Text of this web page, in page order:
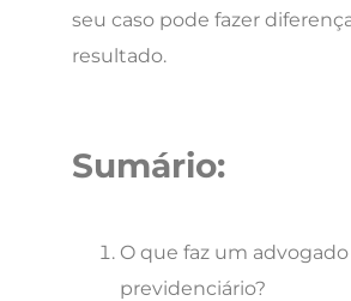
seu caso pode fazer
resultado.
Sumário:
O que faz um advogado
previdenciário?